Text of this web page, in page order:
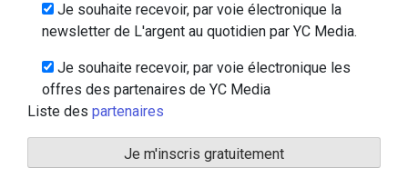
Je souhaite recevoir, par voie électronique la
newsletter de L'argent au quotidien par YC Media.
Je souhaite recevoir, par voie électronique les
offres des partenaires de YC Media
Liste des partenaires